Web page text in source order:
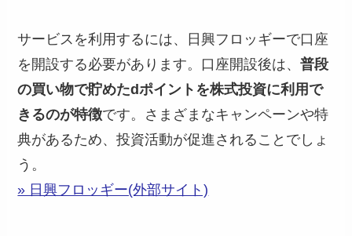
サービスを利用するには、日興フロッギーで口座
を開設する必要があります。口座開設後は、普段
の買い物で貯めたdポイントを株式投資に利用で
きるのが特徴です。さまざまなキャンペーンや特
典があるため、投資活動が促進されることでしょ
う。
» 日興フロッギー(外部サイト)